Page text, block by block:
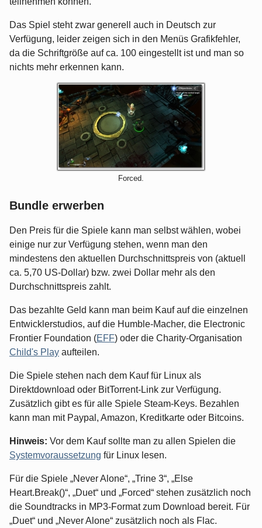
Das Spiel steht zwar generell auch in Deutsch zur
Verfügung, leider zeigen sich in den Menüs Grafikfehler,
da die Schriftgröße auf ca. 100 eingestellt ist und man so
nichts mehr erkennen kann.
Forced.
Bundle erwerben
Den Preis für die Spiele kann man selbst wählen, wobei
einige nur zur Verfügung stehen, wenn man den
mindestens den aktuellen Durchschnittspreis von (aktuell
ca. 5,70 US-Dollar) bzw. zwei Dollar mehr als den
Durchschnittspreis zahlt.
Das bezahlte Geld kann man beim Kauf auf die einzelnen
Entwicklerstudios, auf die Humble-Macher, die Electronic
Frontier Foundation (EFF) oder die Charity-Organisation
Child's Play aufteilen.
Die Spiele stehen nach dem Kauf für Linux als
Direktdownload oder BitTorrent-Link zur Verfügung.
Zusätzlich gibt es für alle Spiele Steam-Keys. Bezahlen
kann man mit Paypal, Amazon, Kreditkarte oder Bitcoins.
Hinweis: Vor dem Kauf sollte man zu allen Spielen die
Systemvoraussetzung für Linux lesen.
Für die Spiele „Never Alone“, „Trine 3“, „Else
Heart.Break()“, „Duet“ und „Forced“ stehen zusätzlich noch
die Soundtracks in MP3-Format zum Download bereit. Für
„Duet“ und „Never Alone“ zusätzlich noch als Flac.